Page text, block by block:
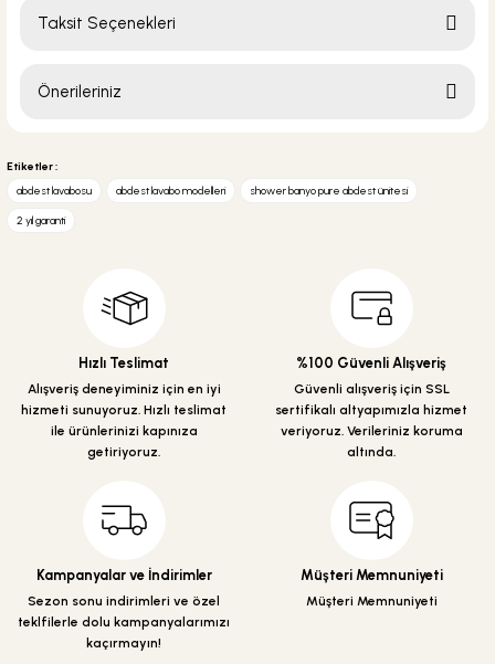
Taksit Seçenekleri
Önerileriniz
yetersiz gördüğünüz noktaları öneri formunu kullanarak tarafımıza
Ürün açıklamasında eksik bilgiler bulunuyor.
Ürün bilgilerinde hatalar bulunuyor.
Bu ürüne benzer farklı alternatifler olmalı.
Etiketler :
abdest lavabosu
abdest lavabo modelleri shower banyo pure abdest ünitesi
2 yıl garanti
Hızlı Teslimat
Alışveriş deneyiminiz için en iyi
hizmeti sunuyoruz. Hızlı teslimat
ile ürünlerinizi kapınıza
getiriyoruz.
%100 Güvenli Alışveriş
Güvenli alışveriş için SSL
sertifikalı altyapımızla hizmet
veriyoruz. Verileriniz koruma
altında.
Kampanyalar ve İndirimler
Sezon sonu indirimleri ve özel
teklfilerle dolu kampanyalarımızı
kaçırmayın!
Müşteri Memnuniyeti
Müşteri Memnuniyeti